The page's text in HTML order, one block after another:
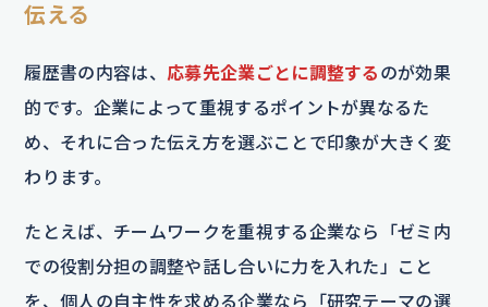
伝える
履歴書の内容は、 応募先企業ごとに調整する のが効果
的です。企業によって重視するポイントが異なるた
め、それに合った伝え方を選ぶことで印象が大きく変
わります。
たとえば、チームワークを重視する企業なら「ゼミ内
での役割分担の調整や話し合いに力を入れた」こと
を、個人の自主性を求める企業なら「研究テーマの選